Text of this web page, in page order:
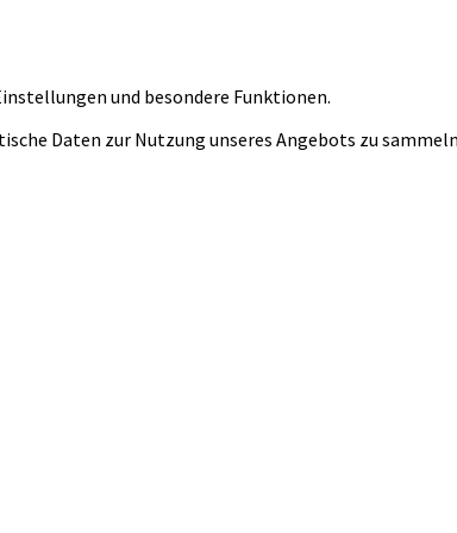
und besondere Funktionen.
Daten zur Nutzung unseres Angebots zu